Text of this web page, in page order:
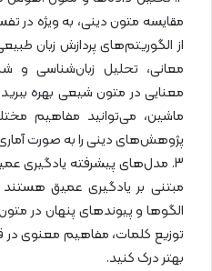
مقایسه متون دینی، به ویژه در
معانی، تحلیل زبان‌شناسی و
معنایی در متون شیعی بهره
ماشین، می‌توانید مفاهیم
پژوهش‌های دینی را به صورت
3. مدل‌های پیشرفته یادگیری
مبتنی بر یادگیری عمیق
الگوها و پیوندهای پنهان در
توزیع کلمات، مفاهیم معنوی در
بهتر درک کنید.